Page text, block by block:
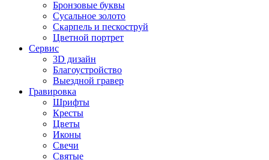
Бронзовые буквы
Сусальное золото
Скарпель и пескоструй
Цветной портрет
Сервис
3D дизайн
Благоустройство
Выездной гравер
Гравировка
Шрифты
Кресты
Цветы
Иконы
Свечи
Святые